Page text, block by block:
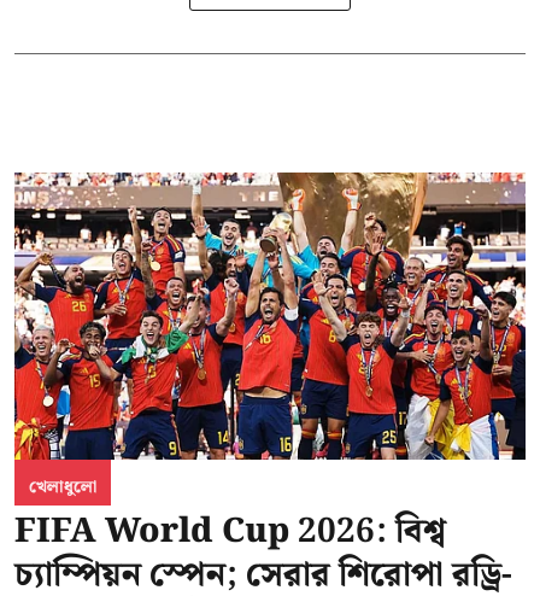
খেলাধুলো
FIFA World Cup 2026: বিশ্ব
চ্যাম্পিয়ন স্পেন; সেরার শিরোপা রড্রি-